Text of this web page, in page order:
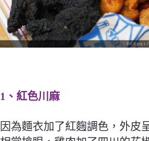
1、紅色川麻
因為麵衣加了紅麴調色，外皮